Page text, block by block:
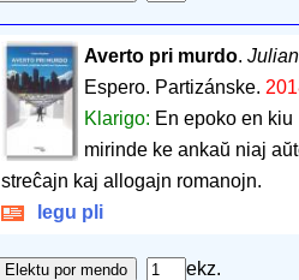
Averto pri murdo.
Espero. Partizánske.
Klarigo: En epoko en
mirinde ke ankaŭ niaj
streĉajn kaj allogajn romanojn.
legu pli
ekz.